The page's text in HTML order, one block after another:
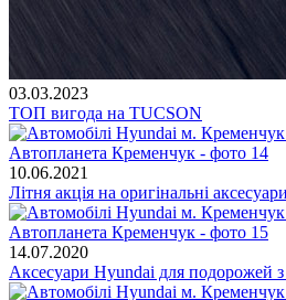
03.03.2023
ТОП вигода на TUCSON
10.06.2021
Літня акція на оригінальні
14.07.2020
Аксесуари Hyundai для подорожей